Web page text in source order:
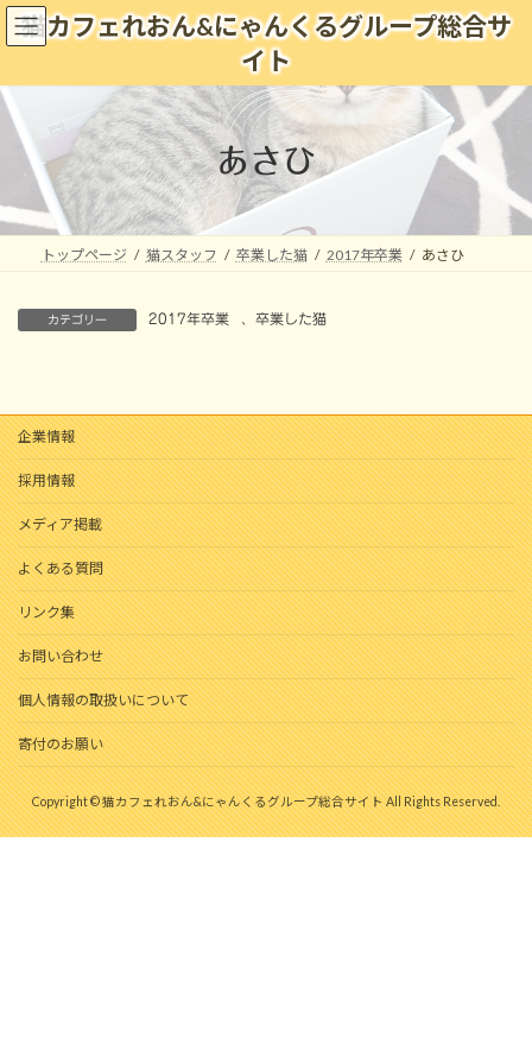
コ
ン
ン
ツ
へ
ッ
プ
ナ
ビ
ー
シ
ョ
移
動
猫カフェれおん&にゃんくるグループ総合サ
イト
あさひ
トップページ 猫スタッフ 卒業した猫 2017年卒業 あさひ
カテゴリー 2017年卒業 卒業した猫
企業情報
採用情報
メディア掲載
よくある質問
リンク集
お問い合わせ
個人情報の取扱いについて
寄付のお願い
Copyright © 猫カフェれおん&にゃんくるグループ総合サイト All Rights Reserved.